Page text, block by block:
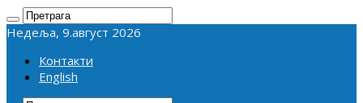
Недеља, 9.август 2026
Контакти
English